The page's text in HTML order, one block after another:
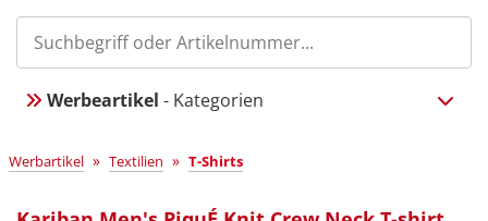
Werbeartikel - Kategorien
Werbartikel » Textilien » T-Shirts